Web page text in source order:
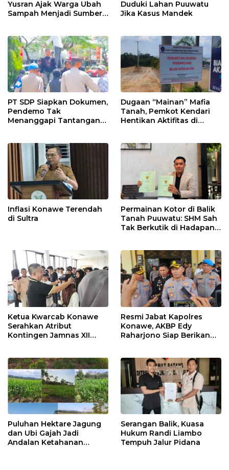
Yusran Ajak Warga Ubah
Sampah Menjadi Sumber
Duduki Lahan Puuwatu
Jika Kasus Mandek
PT SDP Siapkan Dokumen,
Pendemo Tak
Menanggapi Tantangan
Dugaan “Mainan” Mafia
Tanah, Pemkot Kendari
Hentikan Aktifitas di
Inflasi Konawe Terendah
di Sultra
Permainan Kotor di Balik
Tanah Puuwatu: SHM Sah
Tak Berkutik di Hadapan
Ketua Kwarcab Konawe
Serahkan Atribut
Kontingen Jamnas XII
Resmi Jabat Kapolres
Konawe, AKBP Edy
Raharjono Siap Berikan
Puluhan Hektare Jagung
dan Ubi Gajah Jadi
Andalan Ketahanan
Serangan Balik, Kuasa
Hukum Randi Liambo
Tempuh Jalur Pidana